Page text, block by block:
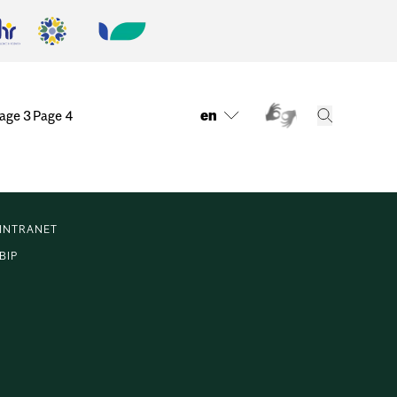
3Page 4 en